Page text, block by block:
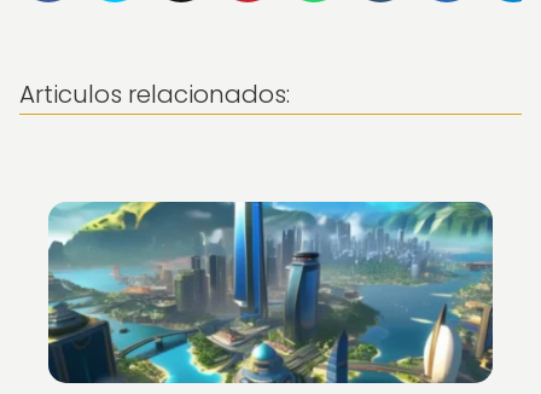
Articulos relacionados: